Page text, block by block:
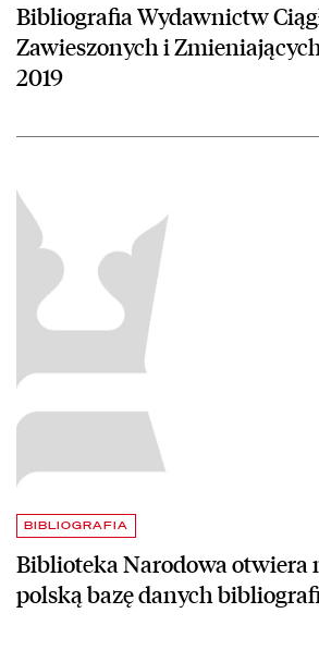
Bibliografia Wydawnictw
Zawieszonych i
2019
BIBLIOGRAFIA
Biblioteka Narodowa otwiera
polską bazę danych
czytaj więcej o Biblioteka Narodowa